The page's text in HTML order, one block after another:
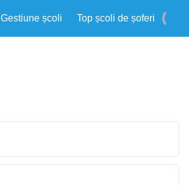
Gestiune școli Top școli de șoferi